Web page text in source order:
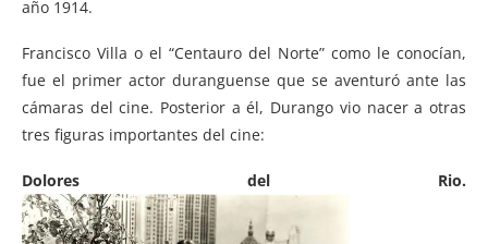
año 1914.
Francisco Villa o el “Centauro del Norte” como le conocían,
fue el primer actor duranguense que se aventuró ante las
cámaras del cine. Posterior a él, Durango vio nacer a otras
tres figuras importantes del cine:
Dolores del Rio.